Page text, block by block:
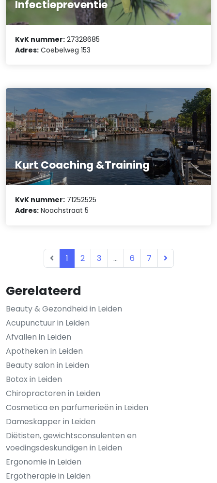
Gerelateerd
Beauty & Gezondheid in Leiden
Acupunctuur in Leiden
Afvallen in Leiden
Apotheken in Leiden
Beauty salon in Leiden
Botox in Leiden
Chiropractoren in Leiden
Cosmetica en parfumerieën in Leiden
Dameskapper in Leiden
Diëtisten, gewichtsconsulenten en
voedingsdeskundigen in Leiden
Ergonomie in Leiden
Ergotherapie in Leiden
Infectiepreventie
KvK nummer: 27328685
Adres: Coebelweg 153
Kurt Coaching &Training
KvK nummer: 71252525
Adres: Noachstraat 5
1 2 3 ... 6 7